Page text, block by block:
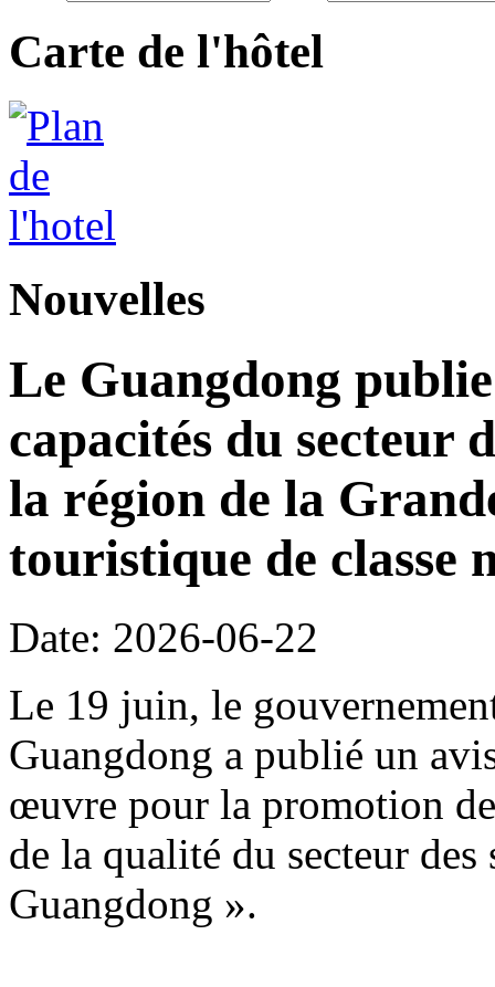
Carte de l'hôtel
Nouvelles
Le Guangdong
capacités du secteur
la région de la
touristique de classe
Date: 2026-06-22
Le 19 juin, le
Guangdong a publié un
œuvre pour la promotion
de la qualité du secteur
Guangdong ».